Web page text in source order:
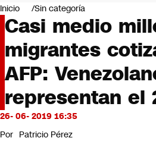
Negocios
Deportes
Programas completos
Cultura
Servicios
Bits
CNN tiempo
Futuro 360
Inicio Sin categoría
Casi medio
migrantes
AFP:
representan el
26- 06- 2019 16:35
Por Patricio Pérez